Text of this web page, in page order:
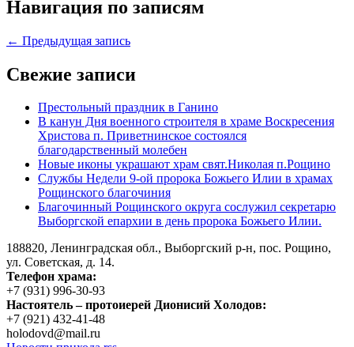
Навигация по записям
← Предыдущая запись
Свежие записи
Престольный праздник в Ганино
В канун Дня военного строителя в храме Воскресения
Христова п. Приветнинское состоялся
благодарственный молебен
Новые иконы украшают храм свят.Николая п.Рощино
Службы Недели 9-ой пророка Божьего Илии в храмах
Рощинского благочиния
Благочинный Рощинского округа сослужил секретарю
Выборгской епархии в день пророка Божьего Илии.
188820, Ленинградская обл., Выборгский р-н, пос. Рощино,
ул. Советская, д. 14.
Телефон храма:
+7 (931) 996-30-93
Настоятель – протоиерей Дионисий Холодов:
+7 (921) 432-41-48
holodovd@mail.ru